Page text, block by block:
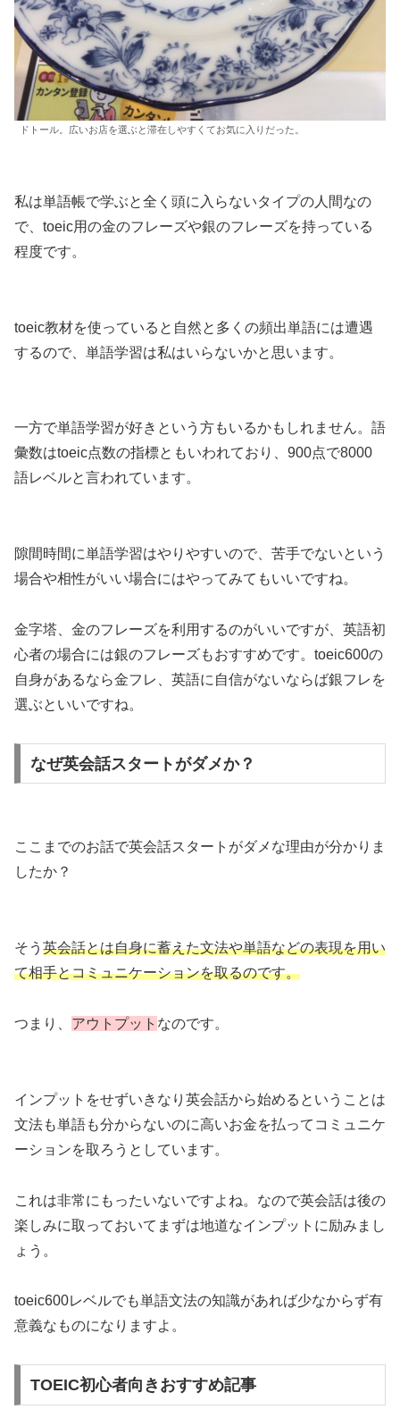
ドトール。広いお店を選ぶと滞在しやすくてお気に入りだった。
私は単語帳で学ぶと全く頭に入らないタイプの人間なの
で、toeic用の金のフレーズや銀のフレーズを持っている
程度です。
toeic教材を使っていると自然と多くの頻出単語には遭遇
するので、単語学習は私はいらないかと思います。
一方で単語学習が好きという方もいるかもしれません。語
彙数はtoeic点数の指標ともいわれており、900点で8000
語レベルと言われています。
隙間時間に単語学習はやりやすいので、苦手でないという
場合や相性がいい場合にはやってみてもいいですね。
金字塔、金のフレーズを利用するのがいいですが、英語初
心者の場合には銀のフレーズもおすすめです。toeic600の
自身があるなら金フレ、英語に自信がないならば銀フレを
選ぶといいですね。
なぜ英会話スタートがダメか？
ここまでのお話で英会話スタートがダメな理由が分かりま
したか？
そう 英会話とは自身に蓄えた文法や単語などの表現を用い
て相手とコミュニケーションを取るのです。
つまり、 アウトプット なのです。
インプットをせずいきなり英会話から始めるということは
文法も単語も分からないのに高いお金を払ってコミュニケ
ーションを取ろうとしています。
これは非常にもったいないですよね。なので英会話は後の
楽しみに取っておいてまずは地道なインプットに励みまし
ょう。
toeic600レベルでも単語文法の知識があれば少なからず有
意義なものになりますよ。
TOEIC初心者向きおすすめ記事